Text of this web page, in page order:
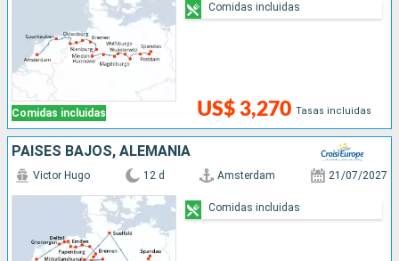
Comidas incluidas US$ 3,270 Tasas incluidas
Comidas incluidas
PAISES BAJOS, ALEMANIA
Victor Hugo 12 d Amsterdam 21/07/2027
Comidas incluidas